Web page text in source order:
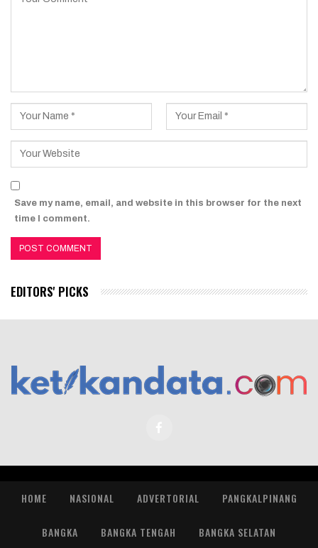
Save my name, email, and website in this browser for the next
time I comment.
EDITORS' PICKS
HOME NASIONAL ADVERTORIAL PANGKALPINANG
BANGKA BANGKA TENGAH BANGKA SELATAN